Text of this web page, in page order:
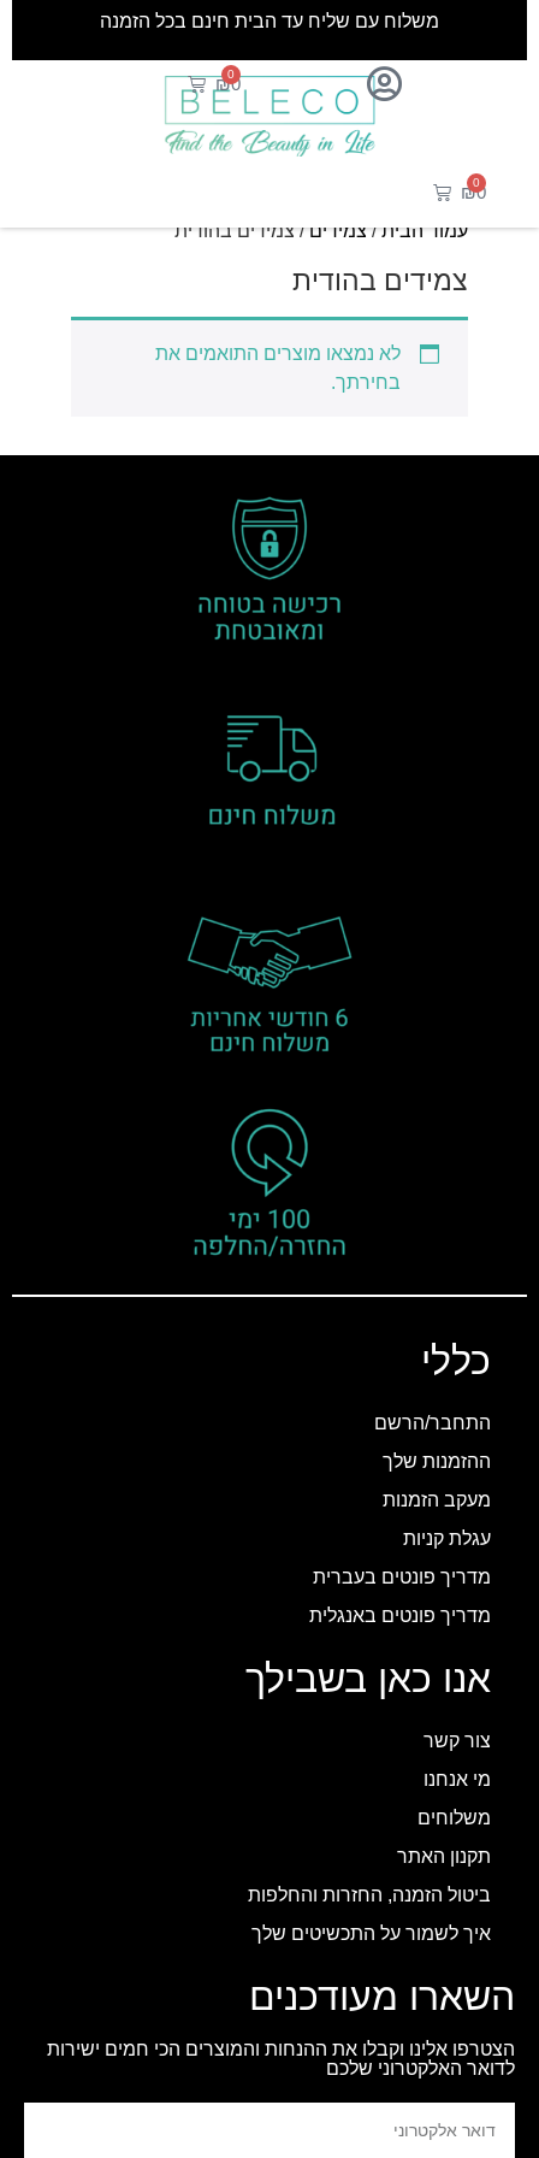
₪0
0
משלוח עם שליח עד הבית חינם בכל הזמנה
₪0
0
עמוד הבית/צמידים/ צמידים בהודית
צמידים בהודית
לא נמצאו מוצרים התואמים את
בחירתך.
כללי
התחבר/הרשם
ההזמנות שלך
מעקב הזמנות
עגלת קניות
מדריך פונטים בעברית
מדריך פונטים באנגלית
אנו כאן בשבילך
צור קשר
מי אנחנו
משלוחים
תקנון האתר
ביטול הזמנה, החזרות והחלפות
איך לשמור על התכשיטים שלך
השארו מעודכנים
הצטרפו אלינו וקבלו את ההנחות והמוצרים הכי חמים ישירות
לדואר האלקטרוני שלכם